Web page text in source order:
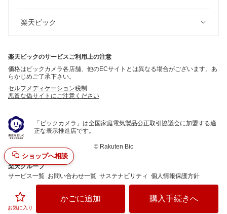
お気に入り
かごに追加 購入手続きへ
ショップへ相談
楽天ビック
楽天ビックのサービスご利用上の注意
価格はビックカメラ各店舗、他のECサイトとは異なる場合がございます。あ
らかじめご了承下さい。
セルフメディケーション税制
悪質な偽サイトにご注意ください
「ビックカメラ」は全国家庭電気製品公正取引協議会に加盟する適
正な表示推進店です。
© Rakuten Bic
楽天グループ
サービス一覧 お問い合わせ一覧 サステナビリティ 個人情報保護方針